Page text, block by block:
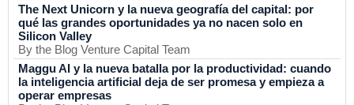
The Next Unicorn y la nueva geografía del capital: por
qué las grandes oportunidades ya no nacen solo en
Silicon Valley
By the Blog Venture Capital Team
Maggu AI y la nueva batalla por la productividad: cuando
la inteligencia artificial deja de ser promesa y empieza a
operar empresas